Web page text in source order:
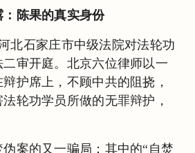
陈果的真实身份
北石家庄市中级法院对法轮功
审开庭。北京六位律师以一
护席上，不顾中共的阻挠，
轮功学员所做的无罪辩护，
案的又一骗局：其中的“自焚